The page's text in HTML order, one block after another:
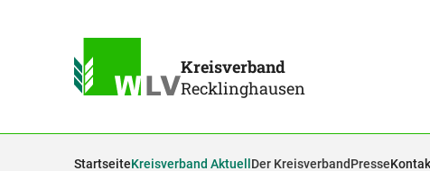
Kreisverband
Recklinghausen
StartseiteKreisverband Aktuell Der KreisverbandPresse